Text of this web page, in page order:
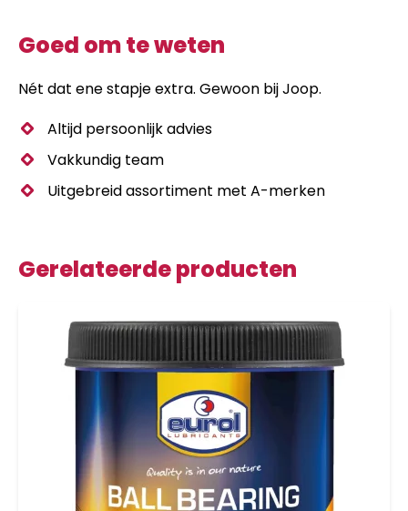
Goed om te weten
Nét dat ene stapje extra. Gewoon bij Joop.
Altijd persoonlijk advies
Vakkundig team
Uitgebreid assortiment met A-merken
Gerelateerde producten